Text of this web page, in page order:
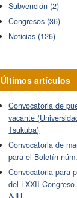
Subvención (2)
Congresos (36)
Noticias (126)
Últimos artículos
Convocatoria de
vacante
Tsukuba)
Convocatoria de
para el Boletín
Convocatoria para
del LXXII